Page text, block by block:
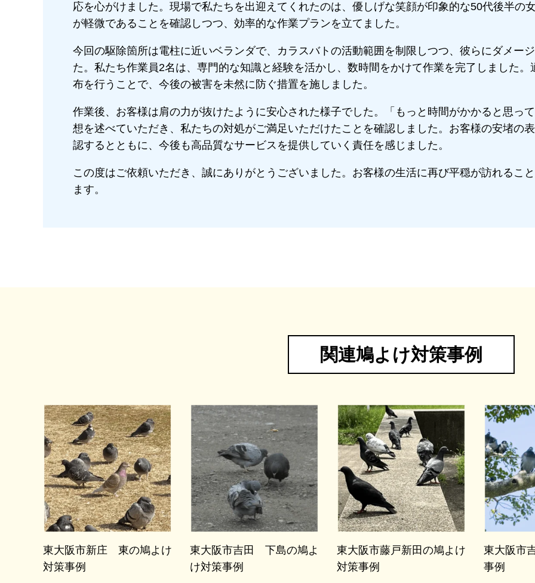
応を心がけました。現場で私たちを出迎えてくれたのは、優しげな笑顔が印象的な50代後半の
が軽微であることを確認しつつ、効率的な作業プランを立てました。
今回の駆除箇所は電柱に近いベランダで、カラスバトの活動範囲を制限しつつ、彼らにダメー
た。私たち作業員2名は、専門的な知識と経験を活かし、数時間をかけて作業を完了しました
布を行うことで、今後の被害を未然に防ぐ措置を施しました。
作業後、お客様は肩の力が抜けたように安心された様子でした。「もっと時間がかかると思っ
想を述べていただき、私たちの対処がご満足いただけたことを確認しました。お客様の安堵の
認するとともに、今後も高品質なサービスを提供していく責任を感じました。
この度はご依頼いただき、誠にありがとうございました。お客様の生活に再び平穏が訪れるこ
ます。
関連鳩よけ対策事例
東大阪市新庄 東の鳩よけ
対策事例
東大阪市吉田 下島の鳩よ
け対策事例
東大阪市藤戸新田の鳩よけ
対策事例
東大阪市
事例